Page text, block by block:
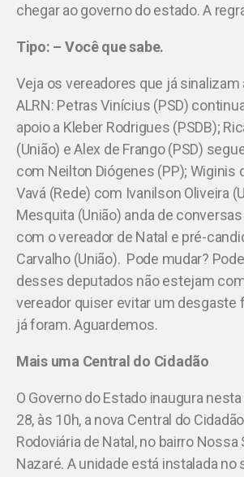
chegar ao governo do estado. A
Tipo: – Você que sabe.
Veja os vereadores que já sinalizam
ALRN: Petras Vinícius (PSD)
apoio a Kleber Rodrigues (PSDB);
(União) e Alex de Frango (PSD)
com Neilton Diógenes (PP); Wiginis
Vavá (Rede) com Ivanilson Oliveira
Mesquita (União) anda de
com o vereador de Natal e pré-
Carvalho (União). Pode mudar?
desses deputados não estejam
vereador quiser evitar um desgaste
já foram. Aguardemos.
Mais uma Central do Cidadão
O Governo do Estado inaugura
28, às 10h, a nova Central do
Rodoviária de Natal, no bairro Nossa
Nazaré. A unidade está instalada no